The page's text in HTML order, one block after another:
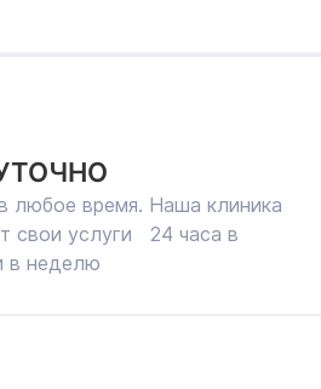
любое время. Наша клиника
свои услуги 24 часа в
в неделю